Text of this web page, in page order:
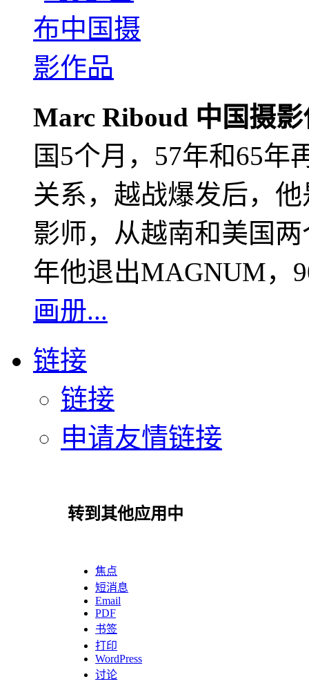
Marc Riboud 中国摄
国5个月，57年和65年
关系，越战爆发后，
影师，从越南和美国
年他退出MAGNUM，
画册...
链接
链接
申请友情链接
转到其他应用中
焦点
短消息
Email
PDF
书签
打印
WordPress
讨论